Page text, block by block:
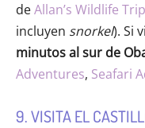
deAllan’s Wildlife
incluyen snorkel). Si
minutos al sur de
Adventures, Seafari
9. VISITA EL